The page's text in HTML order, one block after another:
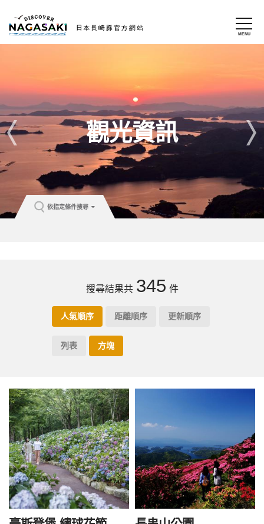
觀光資訊
依指定條件搜尋
搜尋結果共 345 件
人氣順序 距離順序 更新順序
列表 方塊